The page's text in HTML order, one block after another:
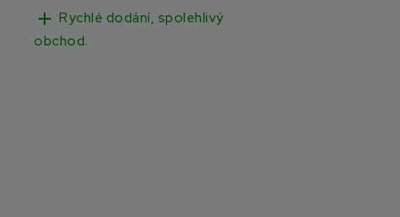
add Rychlé dodání, spolehlivý
obchod.